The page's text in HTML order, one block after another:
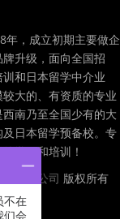
年，成立初期主要做企
升级，面向全国招
和日本留学中介业
大的、有资质的专业
南乃至全国少有的大
日本留学预备校。专
学习和培训！
务有限公司 版权所有
不在
们会